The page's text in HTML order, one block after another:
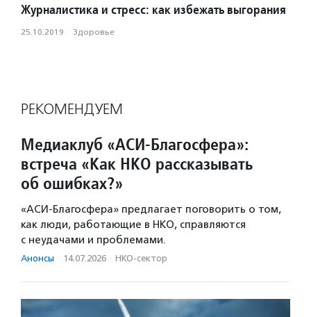
Журналистика и стресс: как избежать выгорания
25.10.2019 · Здоровье
РЕКОМЕНДУЕМ
Медиаклуб «АСИ-Благосфера»:
встреча «Как НКО рассказывать
об ошибках?»
«АСИ-Благосфера» предлагает поговорить о том,
как люди, работающие в НКО, справляются
с неудачами и проблемами.
Анонсы · 14.07.2026 · НКО-сектор